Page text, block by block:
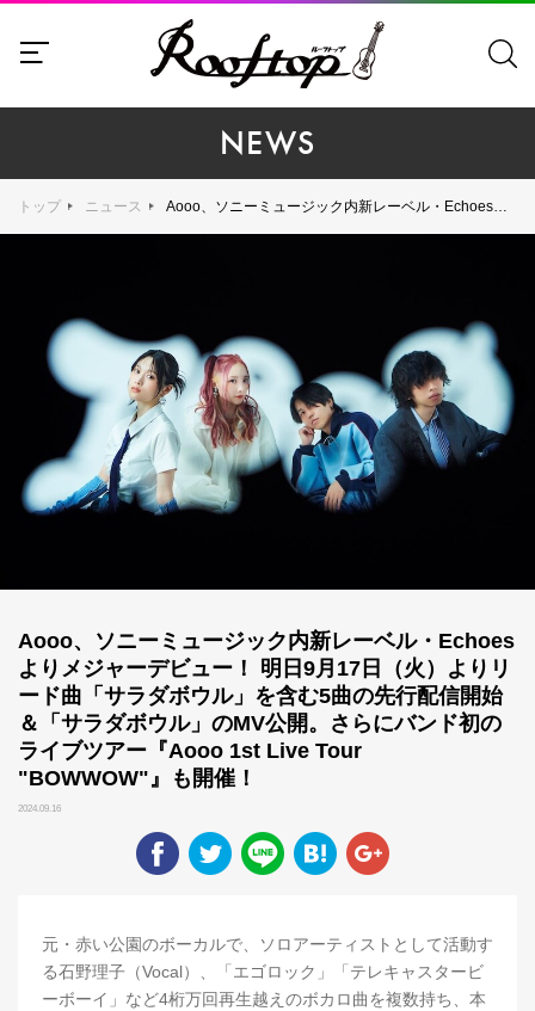
NEWS
トップ ニュース Aooo、ソニーミュージック内新レーベル・Echoesよりメジャーデビュー！ 明日9月17日（火）よりリード曲「サラダボウル」を含む5曲の先行配信開始＆「サラダボウル」のMV公開。さらにバンド初のライブツアー『Aooo 1st Live Tour "BOWWOW"』も開催！
Aooo、ソニーミュージック内新レーベル・Echoes
よりメジャーデビュー！ 明日9月17日（火）よりリ
ード曲「サラダボウル」を含む5曲の先行配信開始
＆「サラダボウル」のMV公開。さらにバンド初の
ライブツアー『Aooo 1st Live Tour
"BOWWOW"』も開催！
2024.09.16
元・赤い公園のボーカルで、ソロアーティストとして活動す
る石野理子（Vocal）、「エゴロック」「テレキャスタービ
ーボーイ」など4桁万回再生越えのボカロ曲を複数持ち、本